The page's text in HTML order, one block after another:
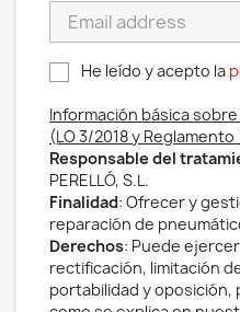
He leído y acepto la
Información básica
(LO 3/2018 y
Responsable del
PERELLÓ, S.L.
Finalidad: Ofrecer y
reparación de
Derechos: Puede
rectificación, limitación
portabilidad y oposición,